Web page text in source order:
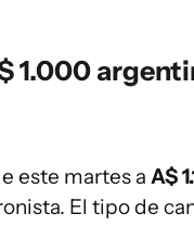
1.000
este martes a A$
El tipo de